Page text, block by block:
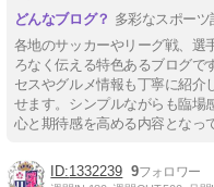
多彩なスポー
各地のサッカーやリーグ戦、選
ろなく伝える特色あるブログで
セスやグルメ情報も丁寧に紹介
せます。シンプルながらも臨場
心と期待感を高める内容となっ
1332239 9